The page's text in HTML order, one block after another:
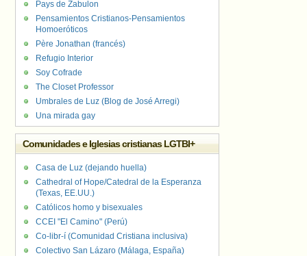
Pays de Zabulon
Pensamientos Cristianos-Pensamientos
Homoeróticos
Père Jonathan (francés)
Refugio Interior
Soy Cofrade
The Closet Professor
Umbrales de Luz (Blog de José Arregi)
Una mirada gay
Comunidades e Iglesias cristianas LGTBI+
Casa de Luz (dejando huella)
Cathedral of Hope/Catedral de la Esperanza
(Texas, EE.UU.)
Católicos homo y bisexuales
CCEI "El Camino" (Perú)
Co-libr-í (Comunidad Cristiana inclusiva)
Colectivo San Lázaro (Málaga, España)